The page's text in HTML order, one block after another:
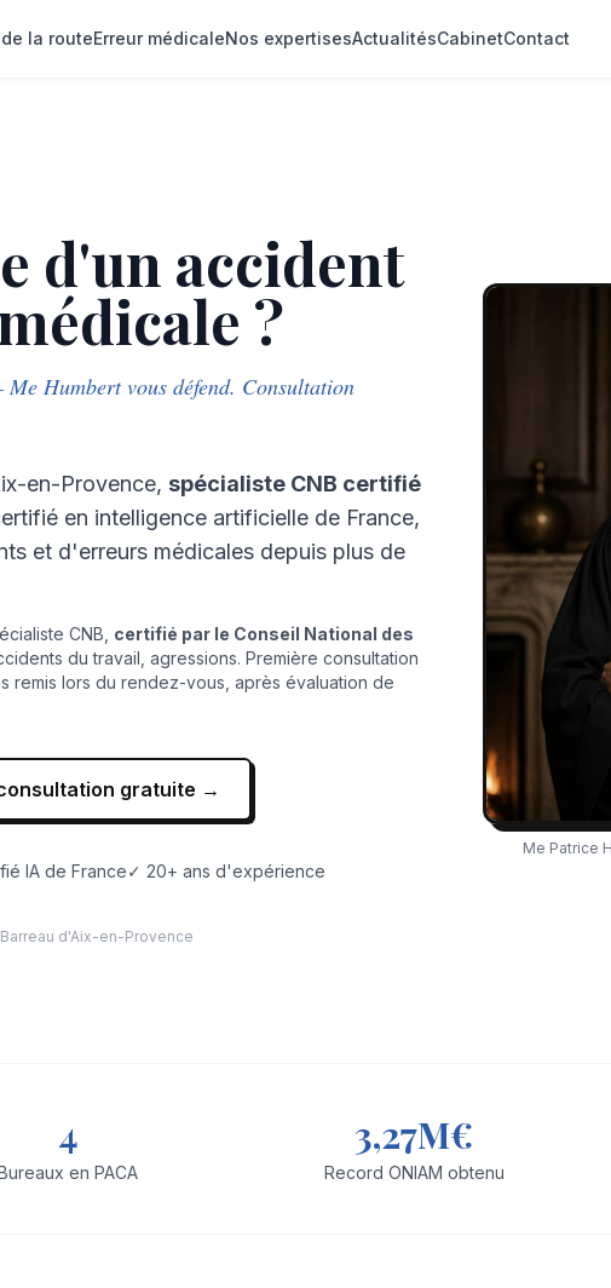
la routeErreur médicaleNos expertisesActualitésCabinetContact
d'un accident
?
Humbert vous défend. Consultation
en-Provence, spécialiste CNB certifié
en intelligence artificielle de France,
et d'erreurs médicales depuis plus de
CNB, certifié par le Conseil National des
du travail, agressions. Première consultation
remis lors du rendez-vous, après évaluation de
gratuite →
IA de France✓ 20+ ans d'expérience
d'Aix-en-Provence
Me Patrice
4
en PACA
3,27M€
Record ONIAM obtenu